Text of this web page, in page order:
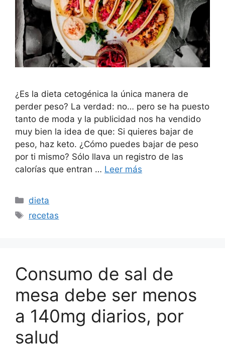
¿Es la dieta cetogénica la única manera de
perder peso? La verdad: no… pero se ha puesto
tanto de moda y la publicidad nos ha vendido
muy bien la idea de que: Si quieres bajar de
peso, haz keto. ¿Cómo puedes bajar de peso
por ti mismo? Sólo llava un registro de las
calorías que entran … Leer más
Categorías
dieta
Etiquetas
recetas
Consumo de sal de
mesa debe ser menos
a 140mg diarios, por
salud